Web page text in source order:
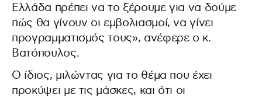
Ελλάδα πρέπει να το ξέρουμε για να δούμε
πώς θα γίνουν οι εμβολιασμοί, να γίνει
προγραμματισμός τους», ανέφερε ο κ.
Βατόπουλος.
Ο ίδιος, μιλώντας για το θέμα που έχει
προκύψει με τις μάσκες, και ότι οι